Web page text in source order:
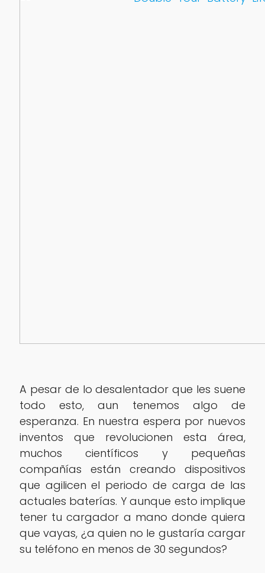
A pesar de lo desalentador que les suene
todo esto, aun tenemos algo de
esperanza. En nuestra espera por nuevos
inventos que revolucionen esta área,
muchos científicos y pequeñas
compañías están creando dispositivos
que agilicen el periodo de carga de las
actuales baterías. Y aunque esto implique
tener tu cargador a mano donde quiera
que vayas, ¿a quien no le gustaría cargar
su teléfono en menos de 30 segundos?